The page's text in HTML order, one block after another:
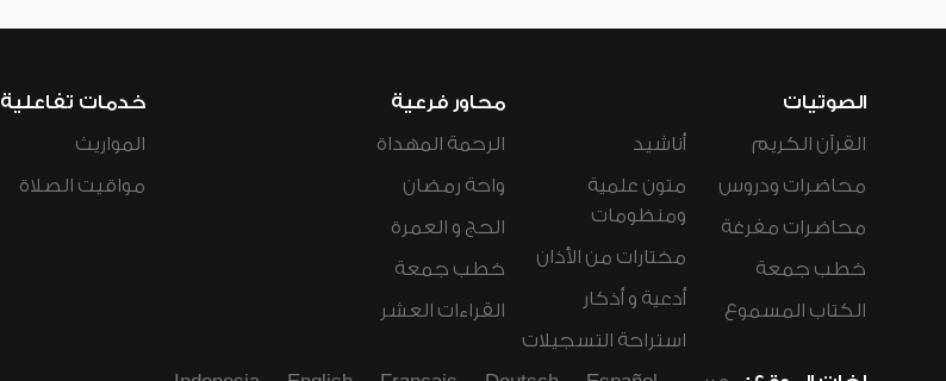
الصوتيات
القرآن الكريم
محاضرات ودروس
محاضرات مفرغة
خطب جمعة
الكتاب المسموع
أناشيد
متون علمية
ومنظومات
مختارات من الأذان
أدعية و أذكار
استراحة التسجيلات
محاور فرعية
الرحمة المهداة
واحة رمضان
الحج و العمرة
خطب جمعة
القراءات العشر
خدمات تفاعلية
المواريث
مواقيت الصلاة